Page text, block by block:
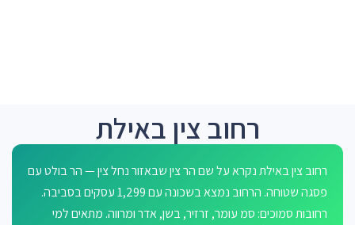
רחוב צין באילת
רחוב צין באילת נקרא על שם הר צין שבאזור נחל צין — הר בולט עם
פסגה שטוחה. הרחוב נמצא בשכונה עם 1,299 עסקים בסביבה.
רחובות סמוכים: סמ עומר, זרזיר, בשן, אדר ומרווה. מתאים למי